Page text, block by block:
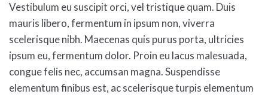
Vestibulum eu suscipit orci, vel tristique quam. Duis
mauris libero, fermentum in ipsum non, viverra
scelerisque nibh. Maecenas quis purus porta, ultricies
ipsum eu, fermentum dolor. Proin eu lacus malesuada,
congue felis nec, accumsan magna. Suspendisse
elementum finibus est, ac scelerisque turpis elementum